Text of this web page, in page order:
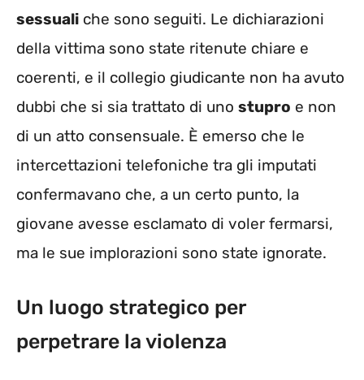
sessuali che sono seguiti. Le dichiarazioni
della vittima sono state ritenute chiare e
coerenti, e il collegio giudicante non ha avuto
dubbi che si sia trattato di uno stupro e non
di un atto consensuale. È emerso che le
intercettazioni telefoniche tra gli imputati
confermavano che, a un certo punto, la
giovane avesse esclamato di voler fermarsi,
ma le sue implorazioni sono state ignorate.
Un luogo strategico per
perpetrare la violenza